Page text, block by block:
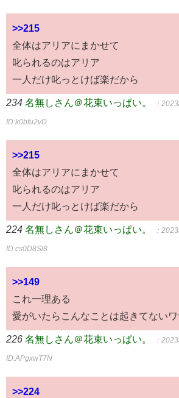
>>215
全体はアリアにまかせて
叱られるのはアリア
一人だけ叱っとけば楽だから
234 名無しさん＠花束いっぱい。 ：
ID:k0bfu2vD
>>215
全体はアリアにまかせて
叱られるのはアリア
一人だけ叱っとけば楽だから
224 名無しさん＠花束いっぱい。 ：
ID:cs0D8Sl8
>>149
これ一理ある
愛がいたらこんなことは起きてないワ
226 名無しさん＠花束いっぱい。 ：
ID:APgxwT7N
>>224